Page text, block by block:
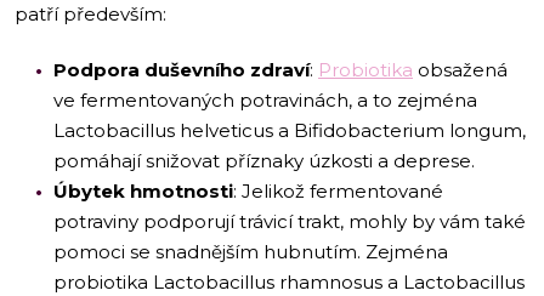
patří především:
Podpora duševního zdraví: Probiotika obsažená
ve fermentovaných potravinách, a to zejména
Lactobacillus helveticus a Bifidobacterium longum,
pomáhají snižovat příznaky úzkosti a deprese.
Úbytek hmotnosti: Jelikož fermentované
potraviny podporují trávicí trakt, mohly by vám také
pomoci se snadnějším hubnutím. Zejména
probiotika Lactobacillus rhamnosus a Lactobacillus